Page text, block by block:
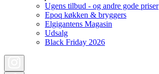
Ugens tilbud - og andre gode priser
Epoq køkken & bryggers
Elgigantens Magasin
Udsalg
Black Friday 2026